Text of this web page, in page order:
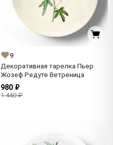
9
Декоративная тарелка Пьер
Жозеф Редуте Ветреница
980 ₽
1 440 ₽